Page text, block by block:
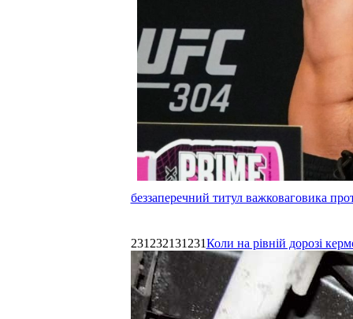
беззаперечний титул важковаговика
231232131231Коли на рівній дорозі